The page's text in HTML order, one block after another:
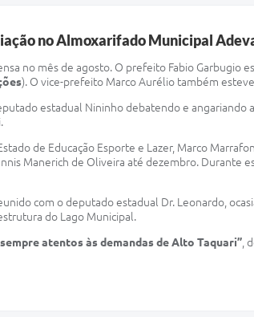
no Almoxarifado Municipal
no mês de agosto. O prefeito Fabio Garbugio
). O vice-prefeito Marco Aurélio também
estadual Nininho debatendo e angariando
de Educação Esporte e Lazer, Marco
Manerich de Oliveira até dezembro.
com o deputado estadual Dr. Leonardo,
do Lago Municipal.
atentos às demandas de Alto Taquari” ,